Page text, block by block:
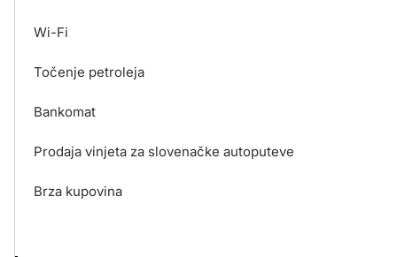
Wi-Fi
Točenje petroleja
Bankomat
Prodaja vinjeta za slovenačke autoputeve
Brza kupovina